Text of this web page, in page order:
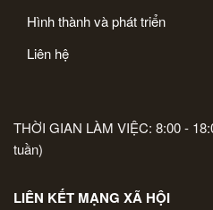
Hình thành và phát triển
Liên hệ
THỜI GIAN LÀM VIỆC: 8:00 -
tuần)
LIÊN KẾT MẠNG XÃ HỘI